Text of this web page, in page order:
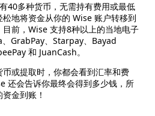
40多种货币，无需持有费用或最低
地将资金从你的 Wise 账户转移到
前，Wise 支持8种以上的当地电子
GrabPay、Starpay、Bayad
和 JuanCash。
或提取时，你都会看到汇率和费
还会告诉你最终会得到多少钱，所
金到账！